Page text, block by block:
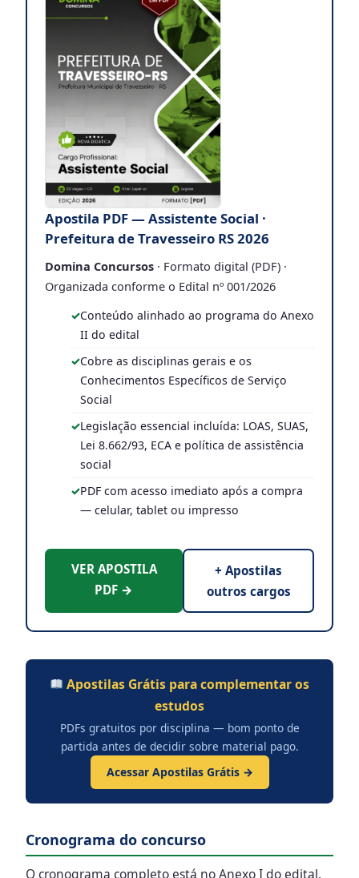
Apostila PDF — Assistente Social ·
Prefeitura de Travesseiro RS 2026
Domina Concursos · Formato digital (PDF) ·
Organizada conforme o Edital nº 001/2026
Conteúdo alinhado ao programa do Anexo
II do edital
Cobre as disciplinas gerais e os
Conhecimentos Específicos de Serviço
Social
Legislação essencial incluída: LOAS, SUAS,
Lei 8.662/93, ECA e política de assistência
social
PDF com acesso imediato após a compra
— celular, tablet ou impresso
VER APOSTILA
PDF →
+ Apostilas
outros cargos
Apostilas Grátis para complementar os
estudos
PDFs gratuitos por disciplina — bom ponto de
partida antes de decidir sobre material pago.
Acessar Apostilas Grátis →
Cronograma do concurso
O cronograma completo está no Anexo I do edital.